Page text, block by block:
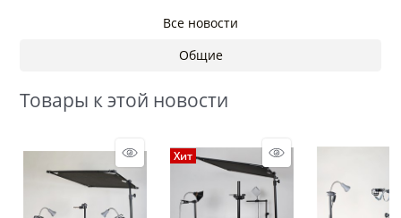
Все новости
Общие
Товары к этой новости
Хит